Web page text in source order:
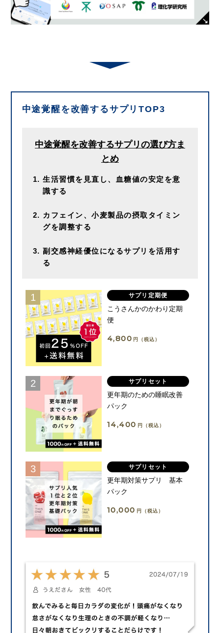
中途覚醒を改善するサプリTOP3
中途覚醒を改善するサプリの選び方ま
とめ
生活習慣を見直し、血糖値の安定を意
識する
カフェイン、小麦製品の摂取タイミン
グを調整する
副交感神経優位になるサプリを活用す
る
サプリ定期便
こうさんかのかわり定期
便
4,800 円（税込）
サプリセット
更年期のための睡眠改善
パック
14,400 円（税込）
サプリセット
更年期対策サプリ 基本
パック
10,000 円（税込）